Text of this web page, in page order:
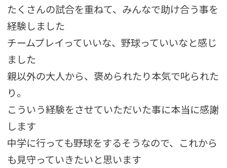
たくさんの試合を重ねて、みんなで助け合う事を
経験しました
チームプレイっていいな、野球っていいなと感じ
ました
親以外の大人から、褒められたり本気で叱られた
り。
こういう経験をさせていただいた事に本当に感謝
します
中学に行っても野球をするそうなので、これから
も見守っていきたいと思います